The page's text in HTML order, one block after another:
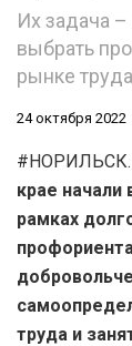
Их задача
выбрать
рынке
24 октября 2022
#НОРИЛЬСК.
крае начали
рамках
труда и